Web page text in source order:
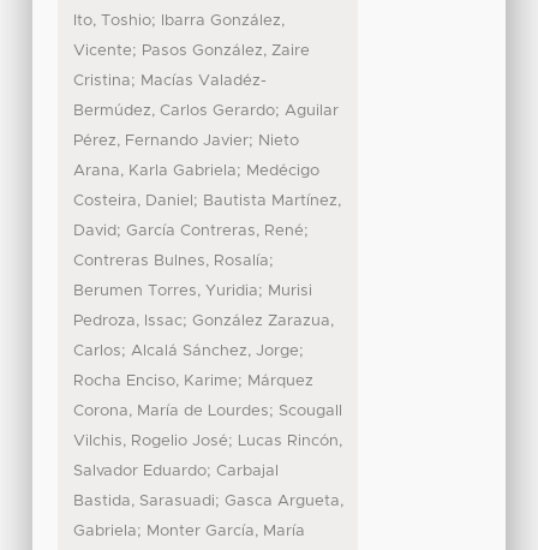
Ito, Toshio;
Ibarra González,
Vicente; Pasos González, Zaire
Cristina; Macías Valadéz-
Bermúdez, Carlos Gerardo; Aguilar
Pérez, Fernando Javier; Nieto
Arana, Karla Gabriela; Medécigo
Costeira, Daniel ; Bautista Martínez,
David; García Contreras, René;
Contreras Bulnes, Rosalía;
Berumen Torres, Yuridia; Murisi
Pedroza, Issac; González Zarazua,
Carlos; Alcalá Sánchez, Jorge;
Rocha Enciso, Karime; Márquez
Corona, María de Lourdes; Scougall
Vilchis, Rogelio José; Lucas Rincón,
Salvador Eduardo; Carbajal
Bastida, Sarasuadi; Gasca Argueta,
Gabriela; Monter García, María